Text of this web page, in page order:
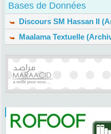
Bases de Données
Discours SM Hassan II
Maalama Textuelle